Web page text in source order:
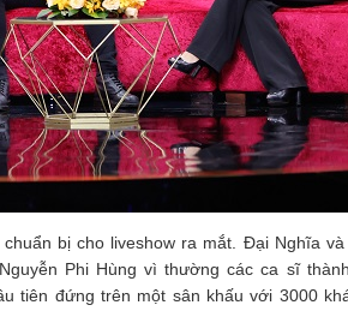
bị cho liveshow ra mắt. Đại Nghĩa
Phi Hùng vì thường các ca sĩ
tiên đứng trên một sân khấu với 3000